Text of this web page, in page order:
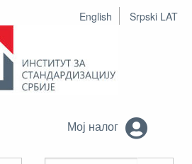
English Srpski LAT
Мој налог